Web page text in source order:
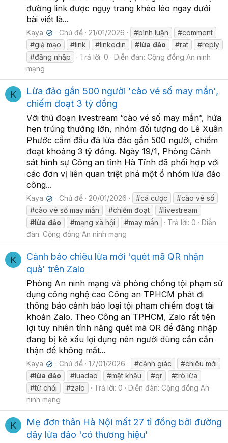
đường link được ngụy trang khéo léo ngay dưới
bài viết là...
Kaya ✔ Chủ đề 21/01/2026 #bình luận
#comment
#giả mạo
#link #linkedin #lừa đảo #rat
#reply
#đăng nhập
Trả lời: 0 Diễn đàn: Cộng đồng An ninh
mạng
K
Lừa đảo gần 500 người 'cào vé số may mắn',
chiếm đoạt 3 tỷ đồng
Với thủ đoạn livestream “cào vé số may mắn”, hứa
hẹn trúng thưởng lớn, nhóm đối tượng do Lê Xuân
Phước cầm đầu đã lừa đảo gần 500 người, chiếm
đoạt khoảng 3 tỷ đồng. Ngày 19/1, Phòng Cảnh
sát hình sự Công an tỉnh Hà Tĩnh đã phối hợp với
các đơn vị liên quan triệt phá một ổ nhóm lừa đảo
công...
Kaya ✔ Chủ đề 20/01/2026 #cá cược
#cào vé số
#cào vé số may mắn
#chiếm đoạt
#livestream
#lừa đảo #mạng xã hội #may mắn Trả lời: 0
Diễn
đàn: Cộng đồng An ninh mạng
K
Cảnh báo chiêu lừa mới 'quét mã QR nhận
quà' trên Zalo
Phòng An ninh mạng và phòng chống tội phạm sử
dụng công nghệ cao Công an TPHCM phát đi
thông báo cảnh báo loại tội phạm chiếm đoạt tài
khoản Zalo. Theo Công an TPHCM, Zalo rất tiện
lợi tuy nhiên tính năng quét mã QR để đăng nhập
đang bị kẻ xấu lợi dụng nên người dùng cần cẩn
thận để không mất...
Kaya ✔ Chủ đề 17/01/2026 #cảnh giác
#chiêu mới
#lừa đảo #luadao #mật khẩu #qr
#trò lừa
#từ chối
#zalo Trả lời: 0 Diễn đàn: Cộng đồng An
ninh mạng
K
Mẹ đơn thân Hà Nội mất 27 tỉ đồng bởi đường
dây lừa đảo 'có thương hiệu'